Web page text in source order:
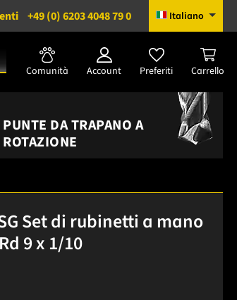
+49 (0) 6203 4048 79 0 Italiano
Comunità Account Preferiti Carrello
PUNTE DA TRAPANO A
ROTAZIONE
Set di rubinetti a mano
9 x 1/10